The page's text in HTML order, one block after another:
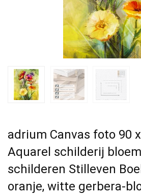
adrium Canvas foto 90
Aquarel schilderij
schilderen Stilleven
oranje, witte gerbera-